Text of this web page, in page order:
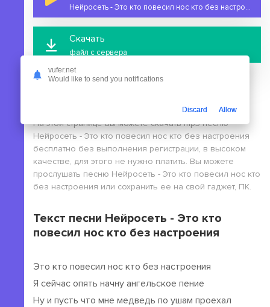
Нейросеть - Это кто повесил нос кто без настроения
Скачать
файл с сервера
На этой странице вы можете скачать mp3 песню
Нейросеть - Это кто повесил нос кто без настроения
бесплатно без выполнения регистрации, в высоком
качестве, для этого не нужно платить. Вы можете
прослушать песню Нейросеть - Это кто повесил нос кто
без настроения или сохранить ее на свой гаджет, ПК.
Текст песни Нейросеть - Это кто
повесил нос кто без настроения
Это кто повесил нос кто без настроения
Я сейчас опять начну ангельское пение
Ну и пусть что мне медведь по ушам проехал
vufer.net
Would like to send you notifications
Discard Allow